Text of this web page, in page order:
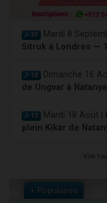
J-33 Mardi 8
Sitruk à Londres —
J-10 Dimanche 16
de Ungvar à
J-12 Mardi 18 Août |
plein Kikar de
Voir
+ Populaires